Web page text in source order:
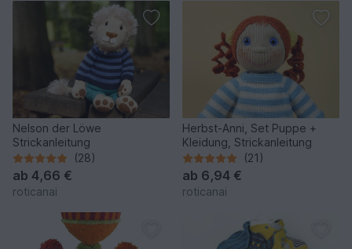
Nelson der Löwe
Strickanleitung
(28)
ab 4,66 €
roticanai
Herbst-Anni, Set Puppe +
Kleidung, Strickanleitung
(21)
ab 6,94 €
roticanai